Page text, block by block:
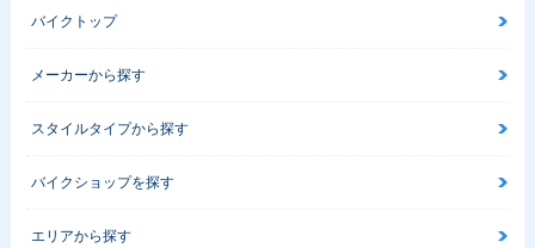
バイクトップ
メーカーから探す
スタイルタイプから探す
バイクショップを探す
エリアから探す